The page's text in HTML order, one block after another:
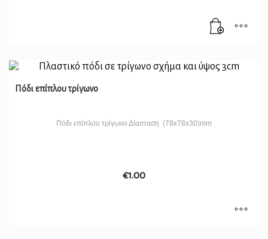
Πόδι επίπλου τρίγωνο
Πόδι επίπλου τρίγωνο Δίασταση (78x78x30)mm
€1.00